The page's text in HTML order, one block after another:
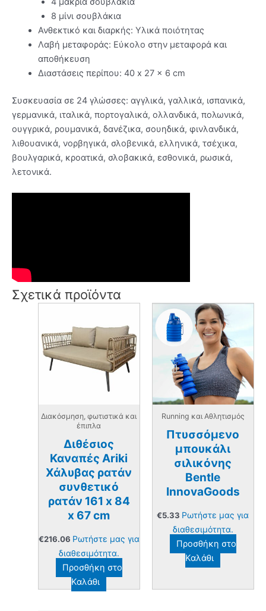
8 μίνι σουβλάκια
Ανθεκτικό και διαρκής: Υλικά ποιότητας
Λαβή μεταφοράς: Εύκολο στην μεταφορά και
αποθήκευση
Διαστάσεις περίπου: 40 x 27 x 6 cm
Συσκευασία σε 24 γλώσσες: αγγλικά, γαλλικά, ισπανικά,
γερμανικά, ιταλικά, πορτογαλικά, ολλανδικά, πολωνικά,
ουγγρικά, ρουμανικά, δανέζικα, σουηδικά, φινλανδικά,
λιθουανικά, νορβηγικά, σλοβενικά, ελληνικά, τσέχικα,
βουλγαρικά, κροατικά, σλοβακικά, εσθονικά, ρωσικά,
λετονικά.
Σχετικά προϊόντα
Διακόσμηση, φωτιστικά και
έπιπλα
Διθέσιος
Καναπές Ariki
Χάλυβας ρατάν
συνθετικό
ρατάν 161 x 84
x 67 cm
€216.06 Ρωτήστε μας για
διαθεσιμότητα.
Προσθήκη στο
Καλάθι
Running και Αθλητισμός
Πτυσσόμενο
μπουκάλι
σιλικόνης
Bentle
InnovaGoods
€5.33 Ρωτήστε μας για
διαθεσιμότητα.
Προσθήκη στο
Καλάθι